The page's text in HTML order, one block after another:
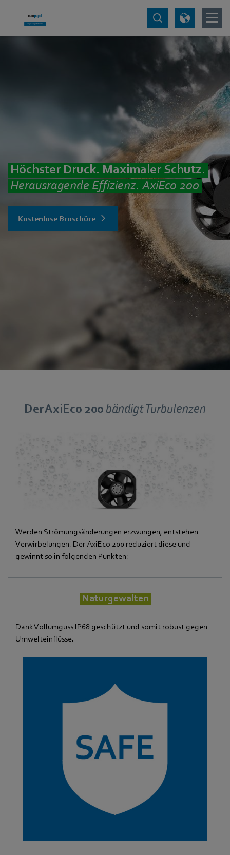
Höchster Druck. Maximaler Schutz.
Herausragende Effizienz. AxiEco 200
Kostenlose Broschüre
Der AxiEco 200 bändigt Turbulenzen
Werden Strömungsänderungen erzwungen, entstehen
Verwirbelungen. Der AxiEco 200 reduziert diese und
gewinnt so in folgenden Punkten:
Naturgewalten
Dank Vollumguss IP68 geschützt und somit robust gegen
Umwelteinflüsse.